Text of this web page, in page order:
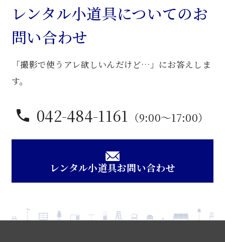
ラ
ウ
ン
座
レンタル小道具についてのお
問い合わせ
「撮影で使うアレ欲しいんだけど…」にお答えしま
す。
042-484-1161 （9:00〜17:00）
レンタル小道具お問い合わせ